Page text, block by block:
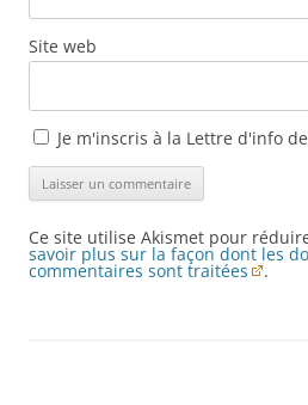
Site web
Je m'inscris à la Lettre d'info
Ce site utilise Akismet pour
savoir plus sur la façon dont les
commentaires sont traitées .